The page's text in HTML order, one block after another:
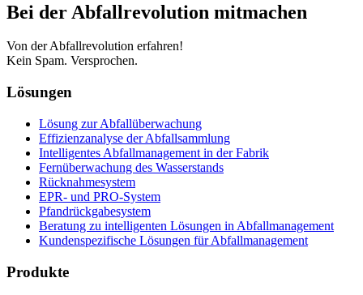
Bei der Abfallrevolution mitmachen
Von der Abfallrevolution erfahren!
Kein Spam. Versprochen.
Lösungen
Lösung zur Abfallüberwachung
Effizienzanalyse der Abfallsammlung
Intelligentes Abfallmanagement in der Fabrik
Fernüberwachung des Wasserstands
Rücknahmesystem
EPR- und PRO-System
Pfandrückgabesystem
Beratung zu intelligenten Lösungen in Abfallmanagement
Kundenspezifische Lösungen für Abfallmanagement
Produkte